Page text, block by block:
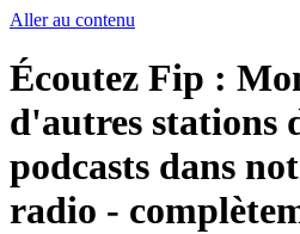
Aller au contenu
Écoutez Fip :
d'autres stations
podcasts dans
radio -